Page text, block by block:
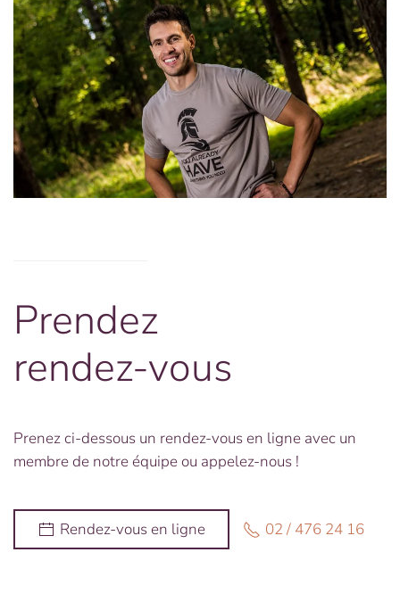
Prendez
rendez-vous
Prenez ci-dessous un rendez-vous en ligne avec un
membre de notre équipe ou appelez-nous !
Rendez-vous en ligne 02 / 476 24 16